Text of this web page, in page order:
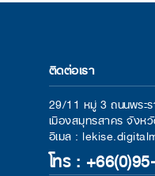
ติดต่อเรา
29/11 หมู่ 3 ถนนพระ
เมืองสมุทรสาคร จัง
อีเมล :
โทร :